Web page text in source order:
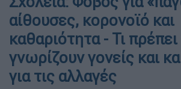
αίθουσες, κορονοϊό και
καθαριότητα - Τι
γνωρίζουν γονείς και
για τις αλλαγές